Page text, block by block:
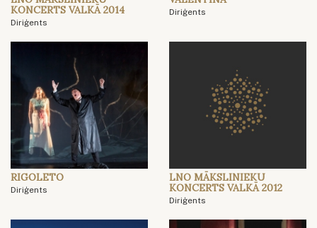
KONCERTS VALKĀ 2014
Diriģents
Diriģents
RIGOLETO
Diriģents
LNO MĀKSLINIEKU
KONCERTS VALKĀ 2012
Diriģents